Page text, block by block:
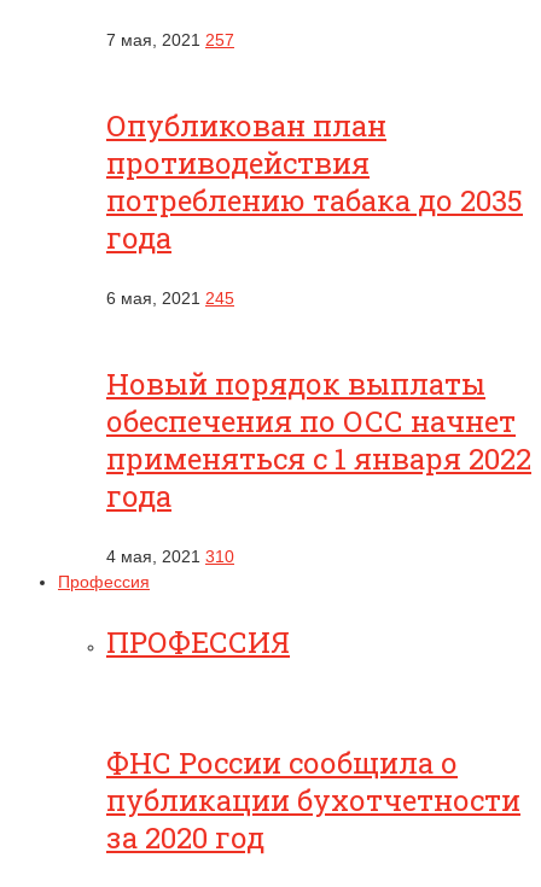
7 мая, 2021 257
Опубликован план
противодействия
потреблению табака до 2035
года
6 мая, 2021 245
Новый порядок выплаты
обеспечения по ОСС начнет
применяться с 1 января 2022
года
4 мая, 2021 310
Профессия
ПРОФЕССИЯ
ФНС России сообщила о
публикации бухотчетности
за 2020 год